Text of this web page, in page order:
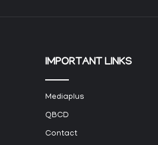
IMPORTANT LINKS
Mediaplus
QBCD
Contact